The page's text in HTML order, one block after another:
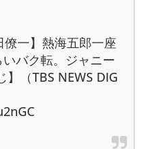
一】熱海五郎一座
バク転。ジャニー
】（TBS NEWS DIG